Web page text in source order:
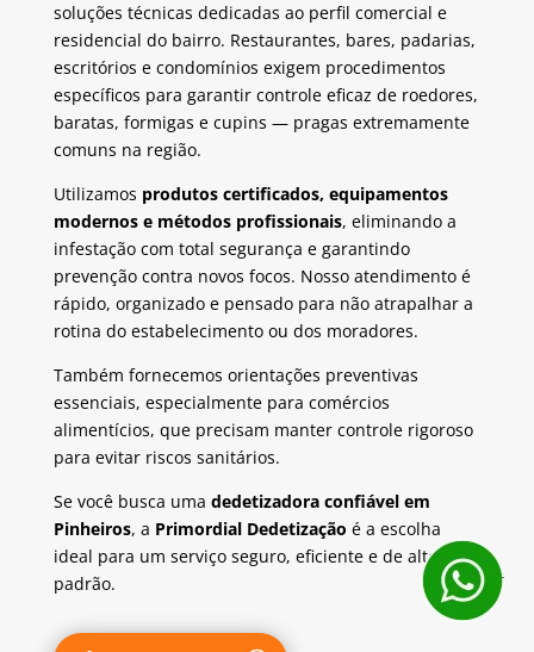
soluções técnicas dedicadas ao perfil comercial e
residencial do bairro. Restaurantes, bares, padarias,
escritórios e condomínios exigem procedimentos
específicos para garantir controle eficaz de roedores,
baratas, formigas e cupins — pragas extremamente
comuns na região.
Utilizamos produtos certificados, equipamentos
modernos e métodos profissionais, eliminando a
infestação com total segurança e garantindo
prevenção contra novos focos. Nosso atendimento é
rápido, organizado e pensado para não atrapalhar a
rotina do estabelecimento ou dos moradores.
Também fornecemos orientações preventivas
essenciais, especialmente para comércios
alimentícios, que precisam manter controle rigoroso
para evitar riscos sanitários.
Se você busca uma dedetizadora confiável em
Pinheiros, a Primordial Dedetização é a escolha
ideal para um serviço seguro, eficiente e de alto
padrão.